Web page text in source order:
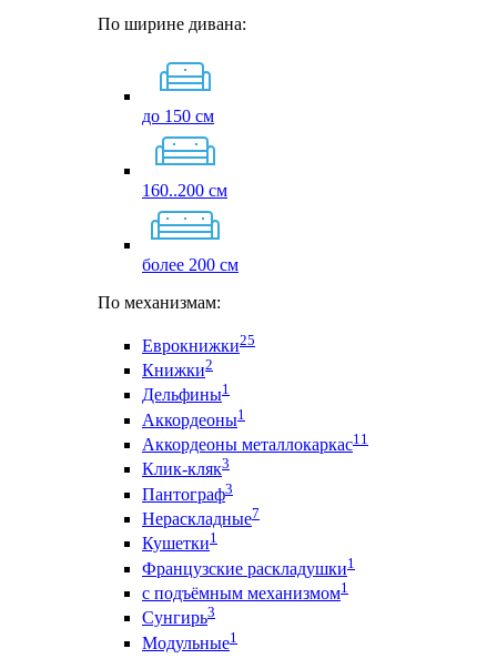
По ширине дивана:
до 150 см
160..200 см
более 200 см
По механизмам:
Еврокнижки25
Книжки2
Дельфины1
Аккордеоны1
Аккордеоны металлокаркас11
Клик-кляк3
Пантограф3
Нераскладные7
Кушетки1
Французские раскладушки1
с подъёмным механизмом1
Сунгирь3
Модульные1